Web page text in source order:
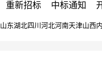
重新招标 中标通知
山东湖北四川 河北河南天津山西